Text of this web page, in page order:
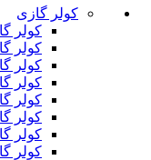
کولر گازی
کولر
کولر
کولر
کولر
کولر
کولر
کولر
کولر